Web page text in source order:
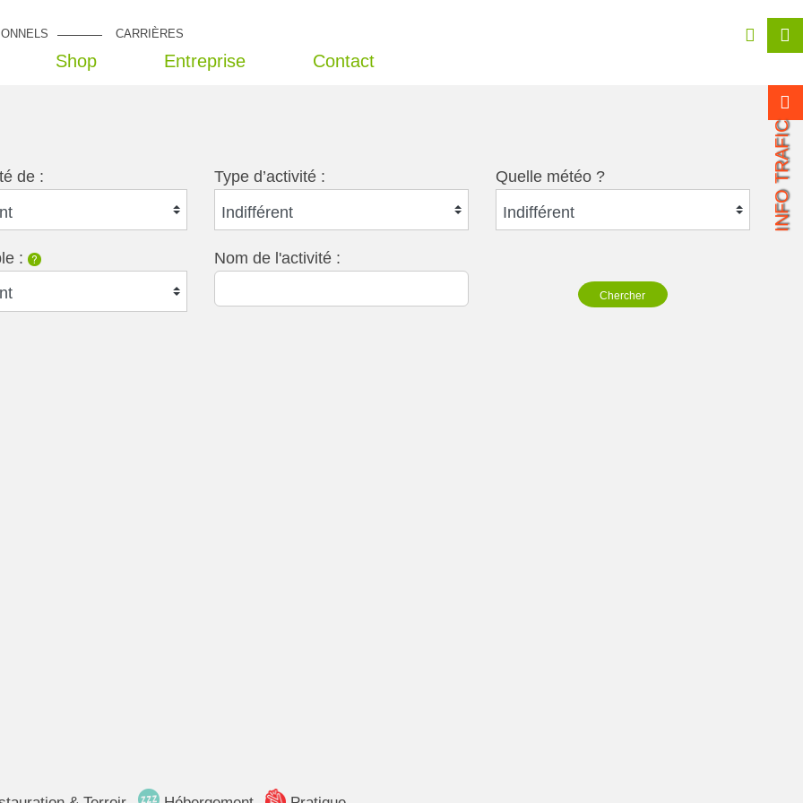
CARRIÈRES
Shop Entreprise Contact
de :
Type d’activité :
Indifférent
Quelle météo ?
Indifférent
: ? Nom de l'activité :
INFO TRAFIC